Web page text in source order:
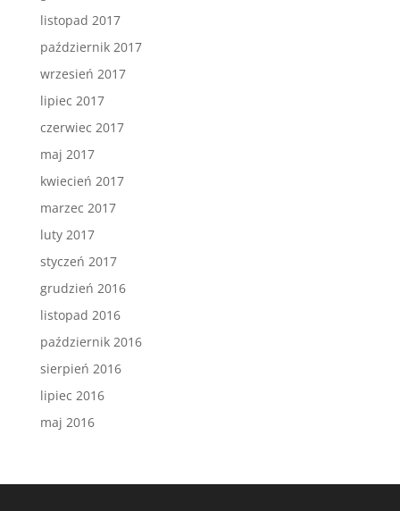
listopad 2017
październik 2017
wrzesień 2017
lipiec 2017
czerwiec 2017
maj 2017
kwiecień 2017
marzec 2017
luty 2017
styczeń 2017
grudzień 2016
listopad 2016
październik 2016
sierpień 2016
lipiec 2016
maj 2016